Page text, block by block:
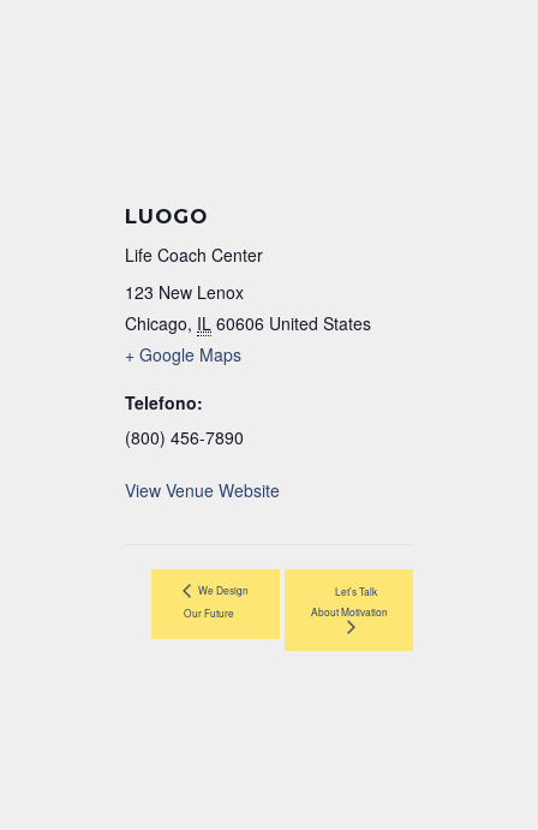
LUOGO
Life Coach Center
123 New Lenox
Chicago, IL 60606 United States
+ Google Maps
Telefono:
(800) 456-7890
View Venue Website
We Design
Our Future
Let’s Talk
About Motivation